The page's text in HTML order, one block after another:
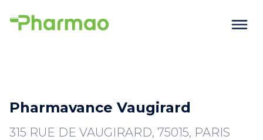
Pharmavance Vaugirard
315 RUE DE VAUGIRARD, 75015, PARIS